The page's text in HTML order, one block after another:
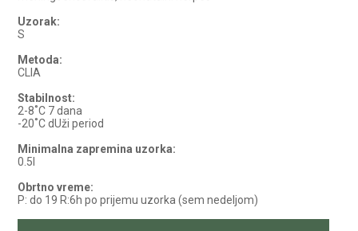
Uzorak:
S
Metoda:
CLIA
Stabilnost:
2-8˚C 7 dana
-20˚C dUži period
Minimalna zapremina uzorka:
0.5l
Obrtno vreme:
P: do 19 R:6h po prijemu uzorka (sem nedeljom)